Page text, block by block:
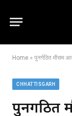
Home » पुनर्गठित मौसम
CHHATTISGARH